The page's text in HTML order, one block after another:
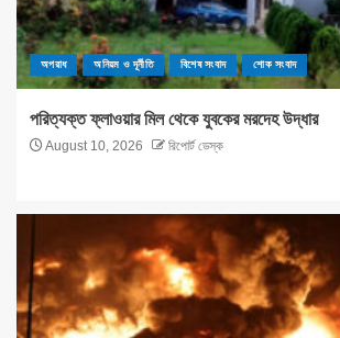
অপরাধ অনিয়ম ও দূর্নীতি বিশেষ সংবাদ শোক সংবাদ
পরিত্যক্ত ফ্লাওয়ার মিল থেকে যুবকের মরদেহ উদ্ধার
August 10, 2026 রিপোর্ট ডেস্ক